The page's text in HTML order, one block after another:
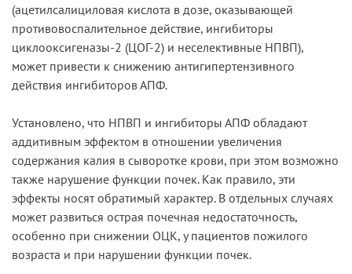
(ацетилсалициловая кислота в дозе, оказывающей
противовоспалительное действие, ингибиторы
циклооксигеназы-2 (ЦОГ-2) и неселективные НПВП),
может привести к снижению антигипертензивного
действия ингибиторов АПФ.
Установлено, что НПВП и ингибиторы АПФ обладают
аддитивным эффектом в отношении увеличения
содержания калия в сыворотке крови, при этом возможно
также нарушение функции почек. Как правило, эти
эффекты носят обратимый характер. В отдельных случаях
может развиться острая почечная недостаточность,
особенно при снижении ОЦК, у пациентов пожилого
возраста и при нарушении функции почек.